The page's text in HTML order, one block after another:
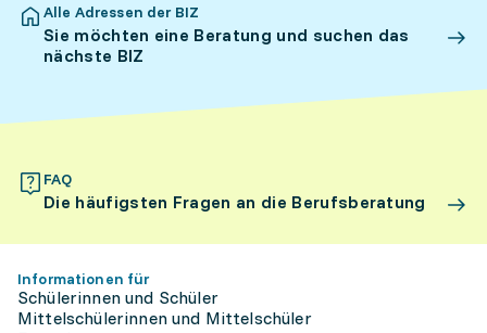
Alle Adressen der BIZ
Sie möchten eine Beratung und suchen das
nächste BIZ
FAQ
Die häufigsten Fragen an die Berufsberatung
Informationen für
Schülerinnen und Schüler
Mittelschülerinnen und Mittelschüler